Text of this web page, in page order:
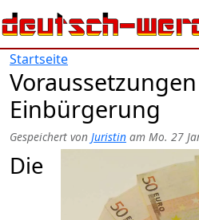
Direkt zum Inhalt
Startseite
Einbürgerung
Gespeichert von Juristin am Mo. 27
Die